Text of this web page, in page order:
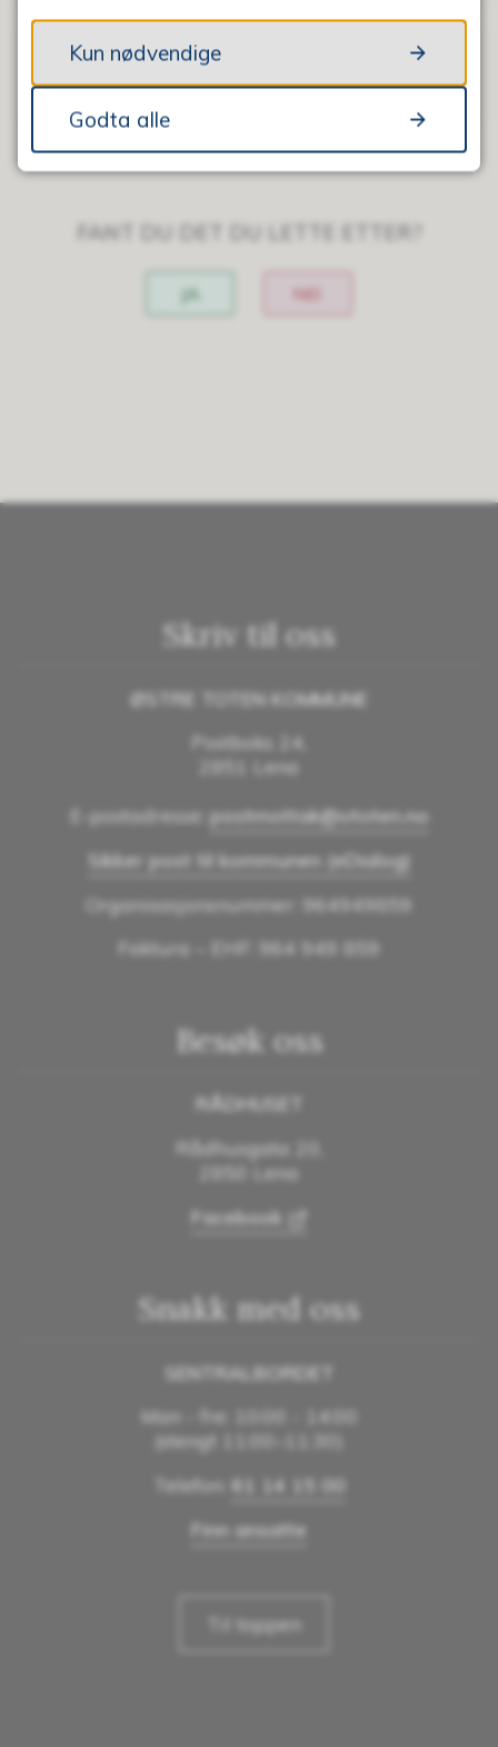
Eiendomsregisteret
FANT DU DET DU LETTE ETTER?
JA NEI
Skriv til oss
ØSTRE TOTEN KOMMUNE
Postboks 24,
2851 Lena
E-postadresse: postmottak@ototen.no
Sikker post til kommunen (eDialog)
Organisasjonsnummer: 964949859
Faktura – EHF: 964 949 859
Besøk oss
RÅDHUSET
Rådhusgata 20,
2850 Lena
Facebook
Snakk med oss
SENTRALBORDET
Man - fre: 10:00 - 14:00
(stengt 11:00–11:30)
Telefon: 61 14 15 00
Finn ansatte
Til toppen
Kun nødvendige
Godta alle